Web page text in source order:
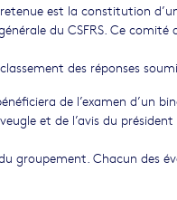
est la constitution
du CSFRS. Ce
des réponses
de l’examen d’un
et de l’avis du
groupement. Chacun des